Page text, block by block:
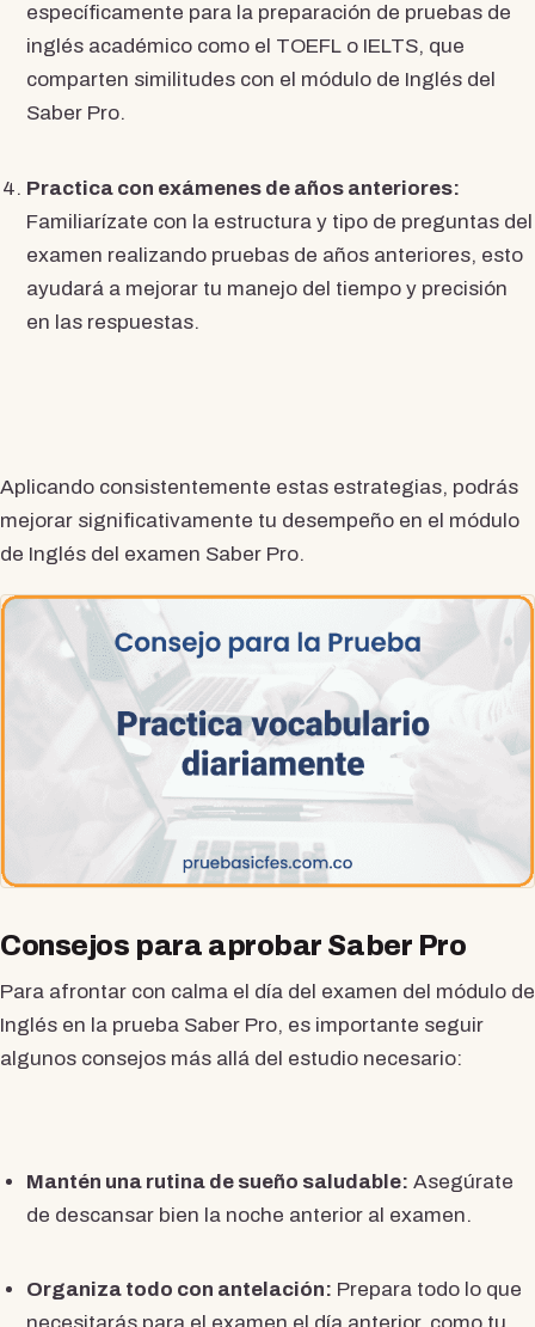
específicamente para la preparación de pruebas de
inglés académico como el TOEFL o IELTS, que
comparten similitudes con el módulo de Inglés del
Saber Pro.
Practica con exámenes de años anteriores:
Familiarízate con la estructura y tipo de preguntas del
examen realizando pruebas de años anteriores, esto
ayudará a mejorar tu manejo del tiempo y precisión
en las respuestas.
Aplicando consistentemente estas estrategias, podrás
mejorar significativamente tu desempeño en el módulo
de Inglés del examen Saber Pro.
Consejos para aprobar Saber Pro
Para afrontar con calma el día del examen del módulo de
Inglés en la prueba Saber Pro, es importante seguir
algunos consejos más allá del estudio necesario:
Mantén una rutina de sueño saludable: Asegúrate
de descansar bien la noche anterior al examen.
Organiza todo con antelación: Prepara todo lo que